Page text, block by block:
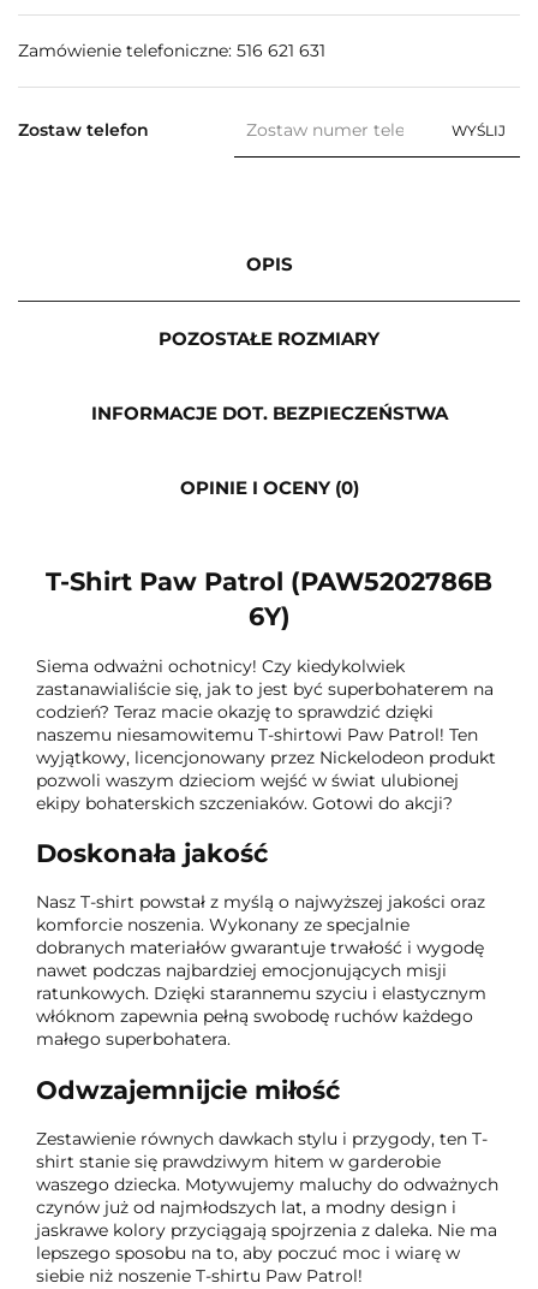
Zamówienie telefoniczne: 516 621 631
Zostaw telefon WYŚLIJ
OPIS
POZOSTAŁE ROZMIARY
INFORMACJE DOT. BEZPIECZEŃSTWA
OPINIE I OCENY (0)
T-Shirt Paw Patrol (PAW5202786B
6Y)
Siema odważni ochotnicy! Czy kiedykolwiek
zastanawialiście się, jak to jest być superbohaterem na
codzień? Teraz macie okazję to sprawdzić dzięki
naszemu niesamowitemu T-shirtowi Paw Patrol! Ten
wyjątkowy, licencjonowany przez Nickelodeon produkt
pozwoli waszym dzieciom wejść w świat ulubionej
ekipy bohaterskich szczeniaków. Gotowi do akcji?
Doskonała jakość
Nasz T-shirt powstał z myślą o najwyższej jakości oraz
komforcie noszenia. Wykonany ze specjalnie
dobranych materiałów gwarantuje trwałość i wygodę
nawet podczas najbardziej emocjonujących misji
ratunkowych. Dzięki starannemu szyciu i elastycznym
włóknom zapewnia pełną swobodę ruchów każdego
małego superbohatera.
Odwzajemnijcie miłość
Zestawienie równych dawkach stylu i przygody, ten T-
shirt stanie się prawdziwym hitem w garderobie
waszego dziecka. Motywujemy maluchy do odważnych
czynów już od najmłodszych lat, a modny design i
jaskrawe kolory przyciągają spojrzenia z daleka. Nie ma
lepszego sposobu na to, aby poczuć moc i wiarę w
siebie niż noszenie T-shirtu Paw Patrol!